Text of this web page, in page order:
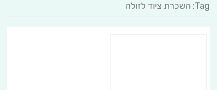
Tag: השכרת ציוד לזולה